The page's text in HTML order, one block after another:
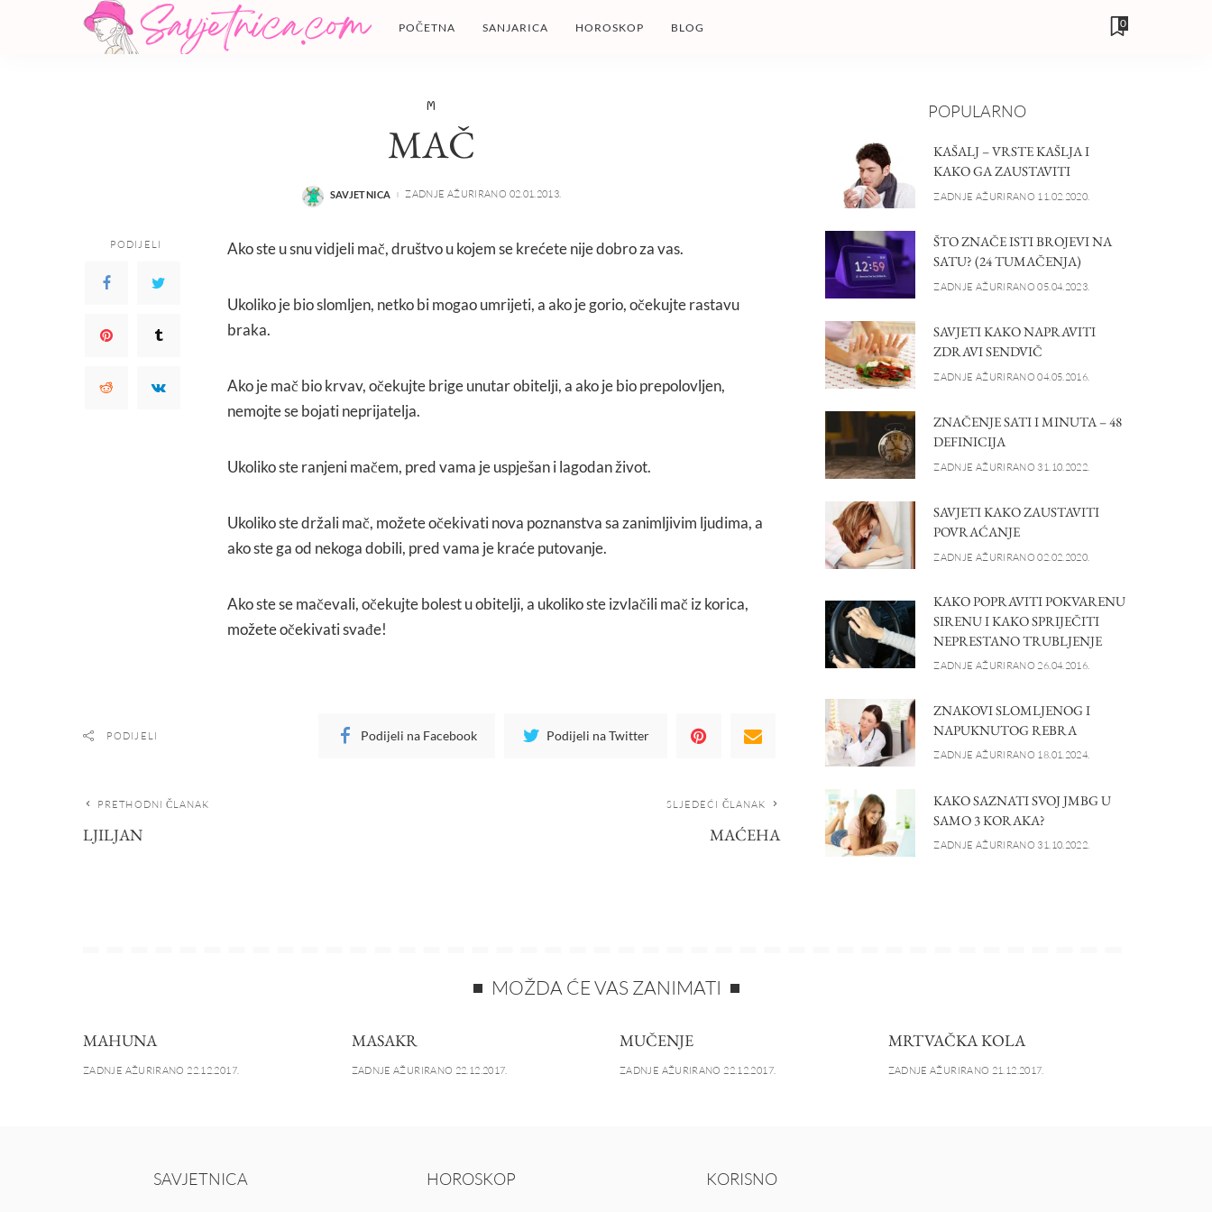
POČETNA SANJARICA HOROSKOP BLOG 0
M
MAČ
POSTED
SAVJETNICA ZADNJE AŽURIRANO 02.01.2013.
PODIJELI Ako ste u snu vidjeli mač, društvo u kojem se krećete nije dobro za vas.
Ukoliko je bio slomljen, netko bi mogao umrijeti, a ako je gorio, očekujte rastavu
braka.
Ako je mač bio krvav, očekujte brige unutar obitelji, a ako je bio prepolovljen,
nemojte se bojati neprijatelja.
Ukoliko ste ranjeni mačem, pred vama je uspješan i lagodan život.
Ukoliko ste držali mač, možete očekivati nova poznanstva sa zanimljivim ljudima, a
ako ste ga od nekoga dobili, pred vama je kraće putovanje.
Ako ste se mačevali, očekujte bolest u obitelji, a ukoliko ste izvlačili mač iz korica,
možete očekivati svađe!
PODIJELI Podijeli na Facebook Podijeli na Twitter
PRETHODNI ČLANAK
LJILJAN
SLJEDEĆI ČLANAK
MAĆEHA
POPULARNO
KAŠALJ – VRSTE KAŠLJA I
KAKO GA ZAUSTAVITI
ZADNJE AŽURIRANO 11.02.2020.
ŠTO ZNAČE ISTI BROJEVI NA
SATU? (24 TUMAČENJA)
ZADNJE AŽURIRANO 05.04.2023.
SAVJETI KAKO NAPRAVITI
ZDRAVI SENDVIČ
ZADNJE AŽURIRANO 04.05.2016.
ZNAČENJE SATI I MINUTA – 48
DEFINICIJA
ZADNJE AŽURIRANO 31.10.2022.
SAVJETI KAKO ZAUSTAVITI
POVRAĆANJE
ZADNJE AŽURIRANO 02.02.2020.
KAKO POPRAVITI POKVARENU
SIRENU I KAKO SPRIJEČITI
NEPRESTANO TRUBLJENJE
ZADNJE AŽURIRANO 26.04.2016.
ZNAKOVI SLOMLJENOG I
NAPUKNUTOG REBRA
ZADNJE AŽURIRANO 18.01.2024.
KAKO SAZNATI SVOJ JMBG U
SAMO 3 KORAKA?
ZADNJE AŽURIRANO 31.10.2022.
MOŽDA ĆE VAS ZANIMATI
MAHUNA
ZADNJE AŽURIRANO 22.12.2017.
MASAKR
ZADNJE AŽURIRANO 22.12.2017.
MUČENJE
ZADNJE AŽURIRANO 22.12.2017.
MRTVAČKA KOLA
ZADNJE AŽURIRANO 21.12.2017.
SAVJETNICA HOROSKOP KORISNO